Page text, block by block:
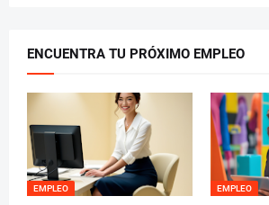
ENCUENTRA TU PRÓXIMO EMPLEO
EMPLEO EMPLEO